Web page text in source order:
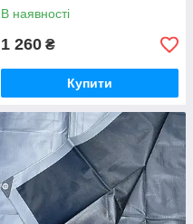
В наявності
1 260 ₴
Купити